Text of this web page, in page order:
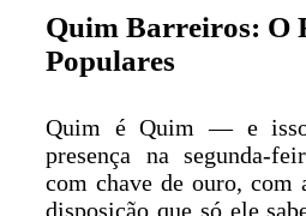
Quim Barreiros: O
Populares
Quim é Quim — e
presença na segunda-
com chave de ouro, com
disposição que só ele